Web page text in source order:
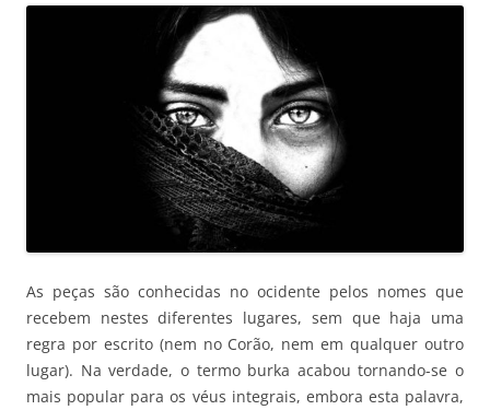
As peças são conhecidas no ocidente pelos nomes que
recebem nestes diferentes lugares, sem que haja uma
regra por escrito (nem no Corão, nem em qualquer outro
lugar). Na verdade, o termo burka acabou tornando-se o
mais popular para os véus integrais, embora esta palavra,